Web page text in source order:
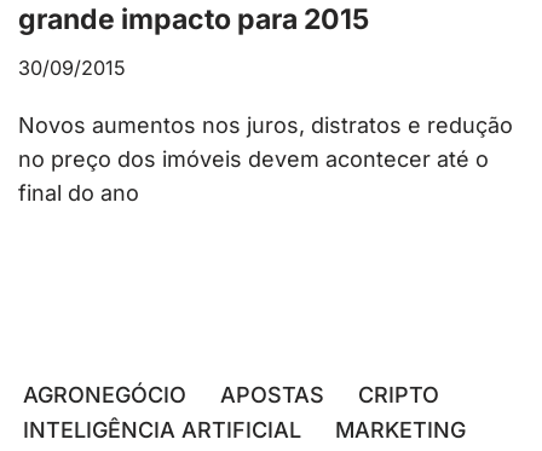
grande impacto para 2015
30/09/2015
Novos aumentos nos juros, distratos e redução
no preço dos imóveis devem acontecer até o
final do ano
AGRONEGÓCIO APOSTAS
CRIPTO
INTELIGÊNCIA ARTIFICIAL
MARKETING